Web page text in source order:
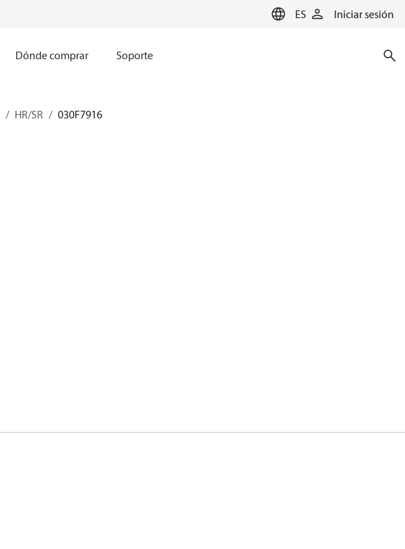
ES Iniciar sesión
Dónde comprar Soporte
HR/SR 030F7916